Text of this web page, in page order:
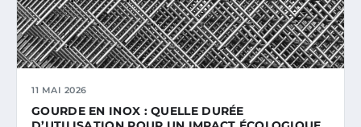
11 MAI 2026
GOURDE EN INOX : QUELLE DURÉE